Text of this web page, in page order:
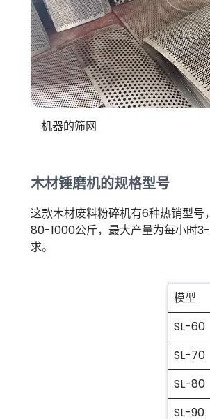
机器的筛网
木材锤磨机的规格型号
这款木材废料粉碎机有6种热销型
80-1000公斤，最大产量为每小时
求。
模型
SL-60
SL-70
SL-80
SL-90